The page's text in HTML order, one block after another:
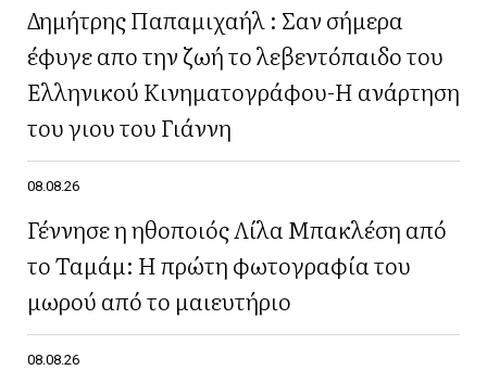
Δημήτρης Παπαμιχαήλ : Σαν σήμερα
έφυγε απο την ζωή το λεβεντόπαιδο του
Ελληνικού Κινηματογράφου-Η ανάρτηση
του γιου του Γιάννη
08.08.26
Γέννησε η ηθοποιός Λίλα Μπακλέση από
το Ταμάμ: Η πρώτη φωτογραφία του
μωρού από το μαιευτήριο
08.08.26